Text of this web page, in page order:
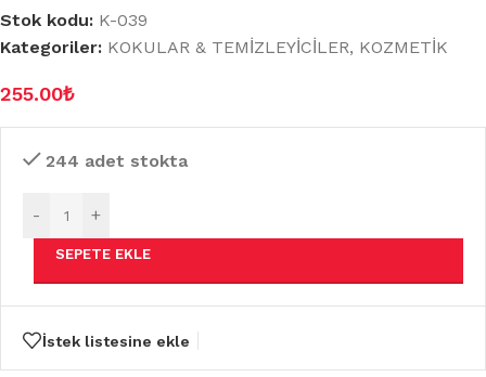
Stok kodu: K-039
Kategoriler: KOKULAR & TEMİZLEYİCİLER, KOZMETİK
255.00₺
244 adet stokta
- +
SEPETE EKLE
İstek listesine ekle